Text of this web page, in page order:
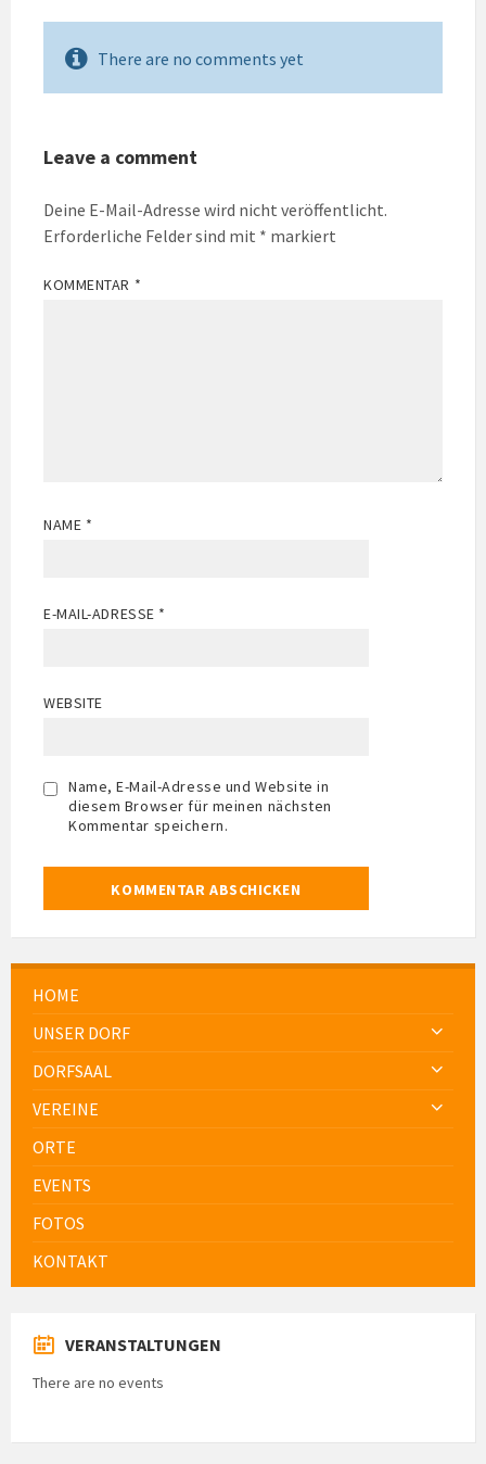
There are no comments yet
Leave a comment
Deine E-Mail-Adresse wird nicht veröffentlicht.
Erforderliche Felder sind mit * markiert
KOMMENTAR *
NAME *
E-MAIL-ADRESSE *
WEBSITE
Name, E-Mail-Adresse und Website in
diesem Browser für meinen nächsten
Kommentar speichern.
HOME
UNSER DORF
DORFSAAL
VEREINE
ORTE
EVENTS
FOTOS
KONTAKT
VERANSTALTUNGEN
There are no events